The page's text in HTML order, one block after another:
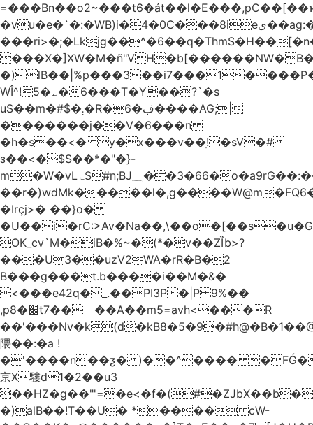
�vu�e�`�:�WB)i�4�0C���8ieى��ag:�� !d�����4�fa<4\�"���o�Z�����a*D�[�|
���X�]XW�M�ñ"V
�)lB��|%p���3��i7���1
WÎ^!5�؎�6���T�Y��?`�s
uS��m�#$�܄�R�ڣ�6����AG;|
�������j��V�6���n
�h�s��<� y�x���v��ׅ!�sV�#
з��<�$S��*�"�}-
m�W�vLۃЅ#n;BJ؁��3�66�o�a9rG��:�����W�QКY�4����8���u4�̒*�Q�����cǏ���pL���`�b��egLz�j�Ms9i�e�d�����Ź͊�u,|l2.
��r�)wdMk�
�Irçj>� ��}o�
�U��
OK_cv`M�iB�%~�(*�v��ZȈb>?
���U3��uzV2WA�rR�B�2
B���g���t.b����i��M�&�
<���e42q�_.��PI3P�|P 9%��
,p8�׌t7��𥉉��A��m5=avh<���R
��'���Nv�k(d
隈��:�a !
�'����n��ƺ� )��^����
京X䮫d1�2��u3
�)alB��!T��U� *���� cW-